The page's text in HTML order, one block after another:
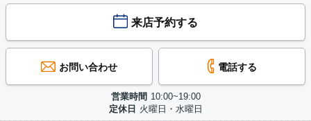
来店予約する
お問い合わせ 電話する
営業時間 10:00~19:00
定休日 火曜日・水曜日